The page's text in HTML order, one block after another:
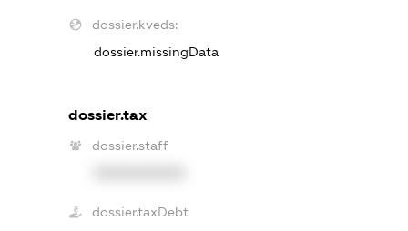
dossier.kveds:
dossier.missingData
dossier.tax
dossier.staff
dossier.taxDebt